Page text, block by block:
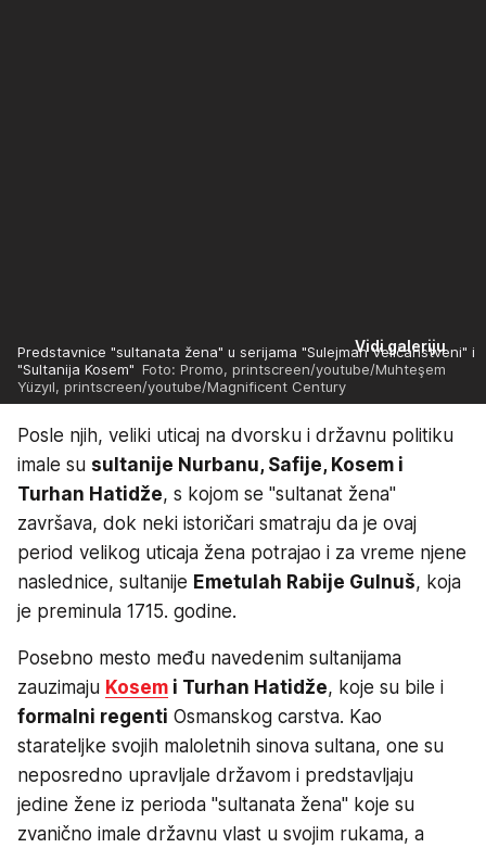
Vidi galeriju
Predstavnice "sultanata žena" u serijama "Sulejman Veličanstveni" i
"Sultanija Kosem" Foto: Promo, printscreen/youtube/Muhteşem
Yüzyıl, printscreen/youtube/Magnificent Century
Posle njih, veliki uticaj na dvorsku i državnu politiku
imale su sultanije Nurbanu, Safije, Kosem i
Turhan Hatidže, s kojom se "sultanat žena"
završava, dok neki istoričari smatraju da je ovaj
period velikog uticaja žena potrajao i za vreme njene
naslednice, sultanije Emetulah Rabije Gulnuš, koja
je preminula 1715. godine.
Posebno mesto među navedenim sultanijama
zauzimaju Kosem i Turhan Hatidže, koje su bile i
formalni regenti Osmanskog carstva. Kao
starateljke svojih maloletnih sinova sultana, one su
neposredno upravljale državom i predstavljaju
jedine žene iz perioda "sultanata žena" koje su
zvanično imale državnu vlast u svojim rukama, a